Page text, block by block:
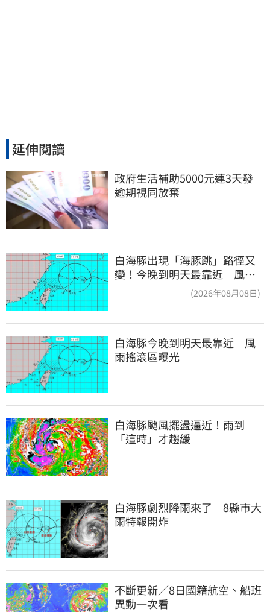
延伸閱讀
政府生活補助5000元連3天發
逾期視同放棄
白海豚出現「海豚跳」路徑又
變！今晚到明天最靠近 風雨
(2026年08月08日)
白海豚今晚到明天最靠近　風
雨搖滾區曝光
白海豚颱風擺盪逼近！雨到
「這時」才趨緩
白海豚劇烈降雨來了　8縣市大
雨特報開炸
不斷更新／8日國籍航空、船班
異動一次看